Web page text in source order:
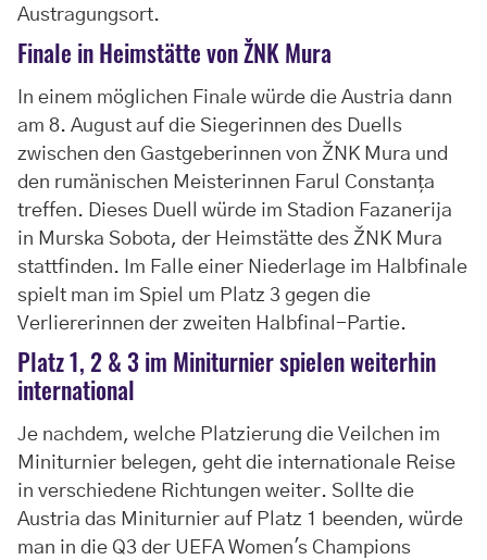
Austragungsort.
Finale in Heimstätte von ŽNK Mura
In einem möglichen Finale würde die Austria dann
am 8. August auf die Siegerinnen des Duells
zwischen den Gastgeberinnen von ŽNK Mura und
den rumänischen Meisterinnen Farul Constanța
treffen. Dieses Duell würde im Stadion Fazanerija
in Murska Sobota, der Heimstätte des ŽNK Mura
stattfinden. Im Falle einer Niederlage im Halbfinale
spielt man im Spiel um Platz 3 gegen die
Verliererinnen der zweiten Halbfinal-Partie.
Platz 1, 2 & 3 im Miniturnier spielen weiterhin
international
Je nachdem, welche Platzierung die Veilchen im
Miniturnier belegen, geht die internationale Reise
in verschiedene Richtungen weiter. Sollte die
Austria das Miniturnier auf Platz 1 beenden, würde
man in die Q3 der UEFA Women's Champions